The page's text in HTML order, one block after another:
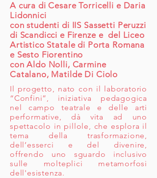
A cura di Cesare Torricelli e Daria
Lidonnici
con studenti di IIS Sassetti Peruzzi
di Scandicci e Firenze e del Liceo
Artistico Statale di Porta Romana
e Sesto Fiorentino
con Aldo Nolli, Carmine
Catalano, Matilde Di Ciolo
Il progetto, nato con il laboratorio
“Confini”, iniziativa pedagogica
nel campo teatrale e delle arti
performative, dà vita ad uno
spettacolo in pillole, che esplora il
tema della trasformazione,
dell’esserci e del divenire,
offrendo uno sguardo inclusivo
sulle molteplici metamorfosi
dell'esistenza.